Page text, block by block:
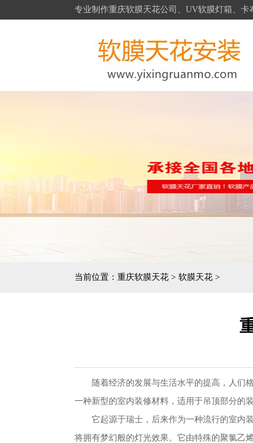
专业制作重庆软膜天花公司、UV软膜灯箱、
当前位置： 重庆软膜天花 > 软膜天花 >
随着经济的发展与生活水平的提高，人们
一种新型的室内装修材料，适用于吊顶部分的
它起源于瑞士，后来作为一种流行的室内
将拥有梦幻般的灯光效果。它由特殊的聚氯乙